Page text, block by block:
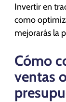
Invertir en
como
mejorarás la
Cómo
ventas